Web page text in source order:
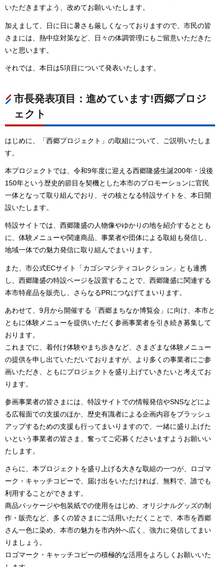
いただきますよう、改めてお願いいたします。
加えまして、日に日に暑さも厳しくなっておりますので、市民の皆
さまには、熱中症対策など、日々の体調管理にもご留意いただきた
いと思います。
それでは、本日は5項目について発表いたします。
市長発表項目：進めています!西郷プロジ
ェクト
はじめに、「西郷プロジェクト」の取組について、ご説明いたしま
す。
本プロジェクトでは、令和9年度に迎える西郷隆盛生誕200年・没後
150年という歴史的節目を契機とした本市のプロモーションに官民
一体となって取り組んでおり、その核となる特設サイトを、本日開
設いたします。
特設サイトでは、西郷隆盛の人物像やゆかりの地を紹介するととも
に、体験メニューや関連商品、事業者や団体による取組も発信し、
地域一体での魅力発信に取り組んでまいります。
また、市公式ECサイト「カゴシマシティコレクション」とも連携
し、西郷隆盛の特設ページを設置することで、西郷隆盛に関連する
本市特産品を販売し、さらなるPRにつなげてまいります。
あわせて、9月から開催する「西郷まちなか博覧会」に向け、本市と
ともに体験メニューを提供いただく参画事業者を引き続き募集して
おります。
これまでに、着付け体験やまち歩きなど、さまざまな体験メニュー
の提供を申し出ていただいておりますが、より多くの事業者にご参
画いただき、ともにプロジェクトを盛り上げていきたいと考えてお
ります。
参画事業者の皆さまには、特設サイトでの情報発信やSNSなどによ
る広報面での支援のほか、歴史有識者による企画内容をブラッシュ
アップするための支援も行ってまいりますので、一緒に盛り上げた
いという事業者の皆さま、奮ってご応募くださいますようお願いい
たします。
さらに、本プロジェクトを盛り上げる大きな取組の一つが、ロゴマ
ーク・キャッチコピーで、届け出をいただければ、無料で、誰でも
利用することができます。
商品パッケージや包装紙での使用をはじめ、オリジナルグッズの制
作・販売など、多くの皆さまにご活用いただくことで、本市を西郷
さん一色に染め、本市の魅力を市内外へ広く、強力に発信してまい
りましょう。
ロゴマーク・キャッチコピーの積極的な活用をよろしくお願いいた